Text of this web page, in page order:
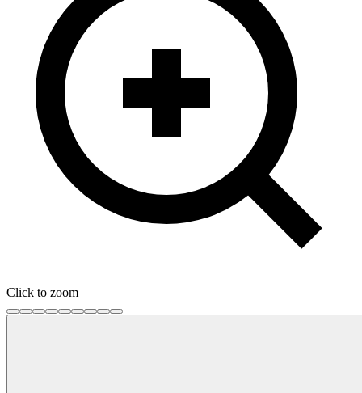
Click to zoom